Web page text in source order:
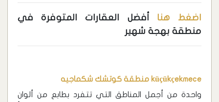
اضغط هنا أفضل العقارات المتوفرة في
منطقة بهجة شهير
küçükçekmece منطقة كوتشك شكماجيه
واحدة من أجمل المناطق التي تتفرد بطابع من ألوان